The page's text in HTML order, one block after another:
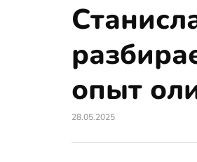
опыт
28.05.2025